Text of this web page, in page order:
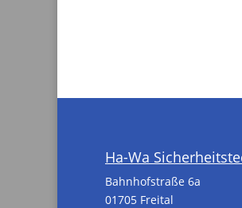
Ha-Wa
Bahnhofstraße 6a
01705 Freital